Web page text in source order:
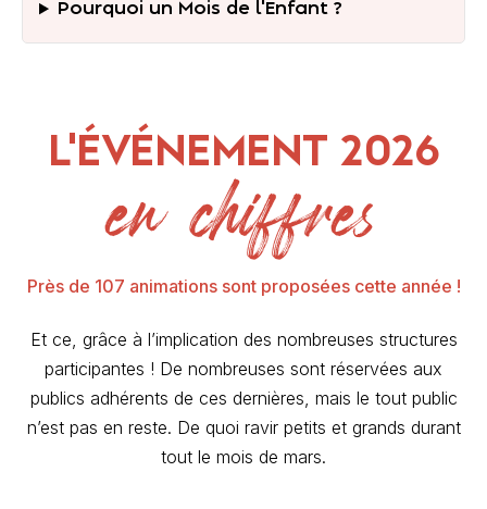
Pourquoi un Mois de l'Enfant ?
L'ÉVÉNEMENT 2026
en chiffres
Près de 107 animations sont proposées cette année !
Et ce, grâce à l’implication des nombreuses structures
participantes ! De nombreuses sont réservées aux
publics adhérents de ces dernières, mais le tout public
n’est pas en reste. De quoi ravir petits et grands durant
tout le mois de mars.